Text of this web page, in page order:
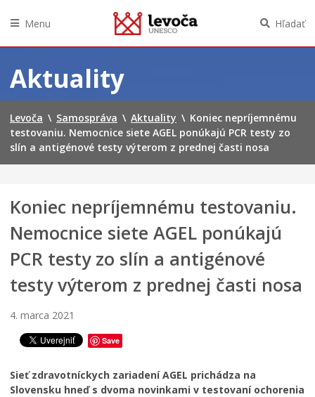
obsah
Menu Hľadať
Aktuality
Levoča \ Samospráva \ Aktuality \ Koniec nepríjemnému
testovaniu. Nemocnice siete AGEL ponúkajú PCR testy zo
slín a antigénové testy výterom z prednej časti nosa
Koniec nepríjemnému testovaniu.
Nemocnice siete AGEL ponúkajú
PCR testy zo slín a antigénové
testy výterom z prednej časti nosa
4. marca 2021
Save
Sieť zdravotníckych zariadení AGEL prichádza na
Slovensku hneď s dvoma novinkami v testovaní ochorenia